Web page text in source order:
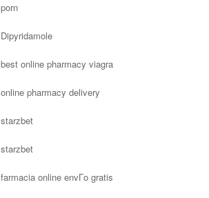
porn
Dipyridamole
best online pharmacy viagra
online pharmacy delivery
starzbet
starzbet
farmacia online envГ­o gratis